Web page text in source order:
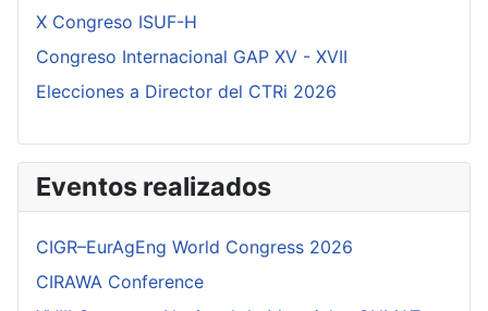
X Congreso ISUF-H
Congreso Internacional GAP XV - XVII
Elecciones a Director del CTRi 2026
Eventos realizados
CIGR–EurAgEng World Congress 2026
CIRAWA Conference